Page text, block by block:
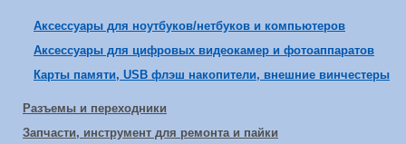
Аксессуары для ноутбуков/нетбуков и компьютеров
Аксессуары для цифровых видеокамер и фотоаппаратов
Карты памяти, USB флэш накопители, внешние винчестеры
Разъемы и переходники
Запчасти, инструмент для ремонта и пайки